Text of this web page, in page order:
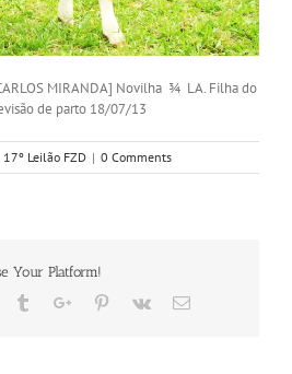
MIRANDA] Novilha ¾ LA. Filha do
de parto 18/07/13
17º Leilão FZD | 0 Comments
Your Platform!
TumblrGoogle+Pinterest
Vk Email